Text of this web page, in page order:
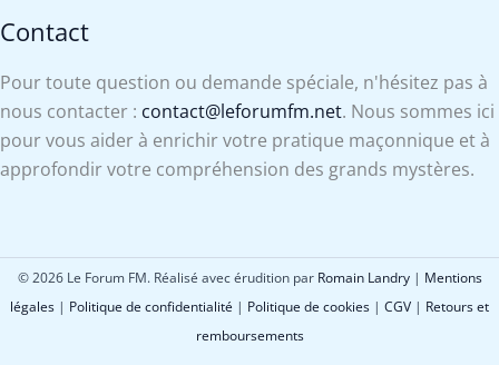
Contact
Pour toute question ou demande spéciale, n'hésitez pas à
nous contacter : contact@leforumfm.net. Nous sommes ici
pour vous aider à enrichir votre pratique maçonnique et à
approfondir votre compréhension des grands mystères.
© 2026 Le Forum FM. Réalisé avec érudition par Romain Landry| Mentions
légales | Politique de confidentialité | Politique de cookies | CGV | Retours et
remboursements